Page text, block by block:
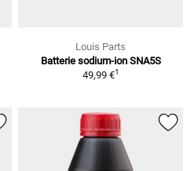
Louis Parts
Batterie sodium-ion SNA5S
49,99 €1